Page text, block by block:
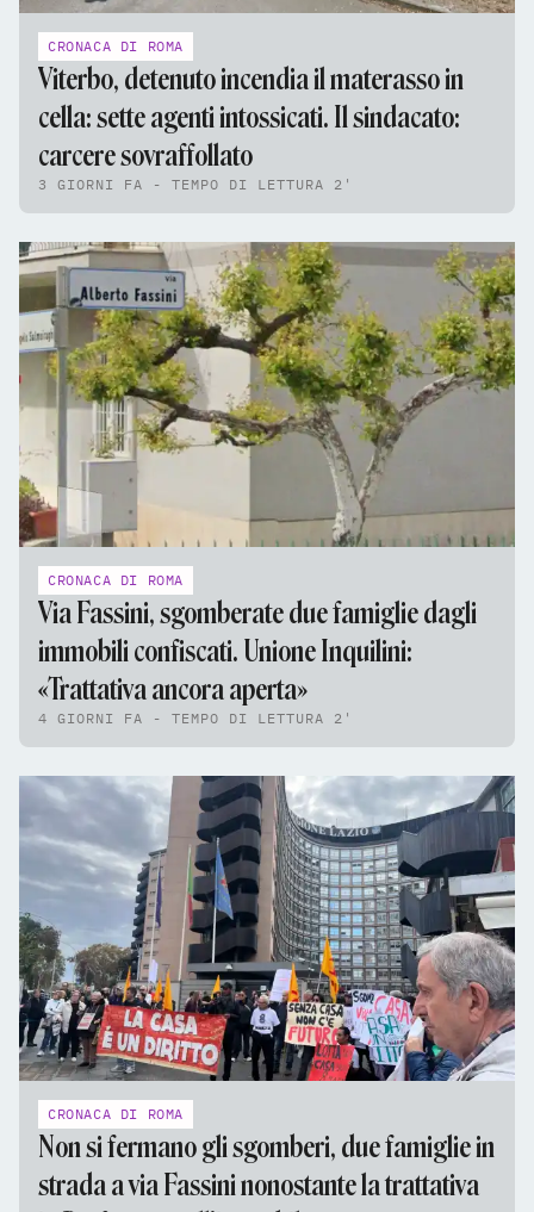
CRONACA DI ROMA
Viterbo, detenuto incendia il materasso in
cella: sette agenti intossicati. Il sindacato:
carcere sovraffollato
3 GIORNI FA - TEMPO DI LETTURA 2'
CRONACA DI ROMA
Via Fassini, sgomberate due famiglie dagli
immobili confiscati. Unione Inquilini:
«Trattativa ancora aperta»
4 GIORNI FA - TEMPO DI LETTURA 2'
CRONACA DI ROMA
Non si fermano gli sgomberi, due famiglie in
strada a via Fassini nonostante la trattativa